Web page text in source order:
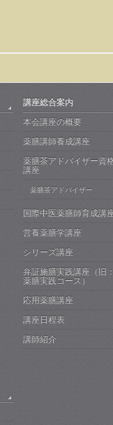
講座総合案内
本会講座の概要
薬膳講師養成講座
薬膳茶アドバイザー資
講座
薬膳茶アドバイザー
国際中医薬膳師育成講
営養薬膳学講座
シリーズ講座
弁証施膳実践講座（旧：
薬膳実践コース）
応用薬膳講座
講座日程表
講師紹介